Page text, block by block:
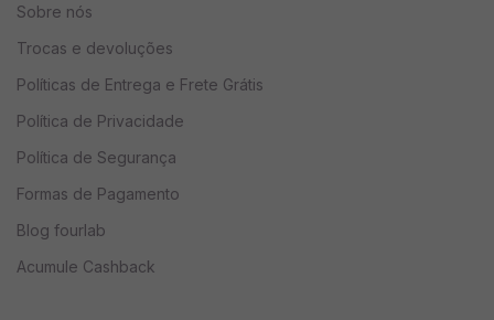
- Diminui queda capilar
- Diminiu oleosidade
- Diminui caspas
Sobre nós
Trocas e devoluções
Políticas de Entrega e Frete Grátis
Política de Privacidade
Política de Segurança
Formas de Pagamento
Blog fourlab
Acumule Cashback